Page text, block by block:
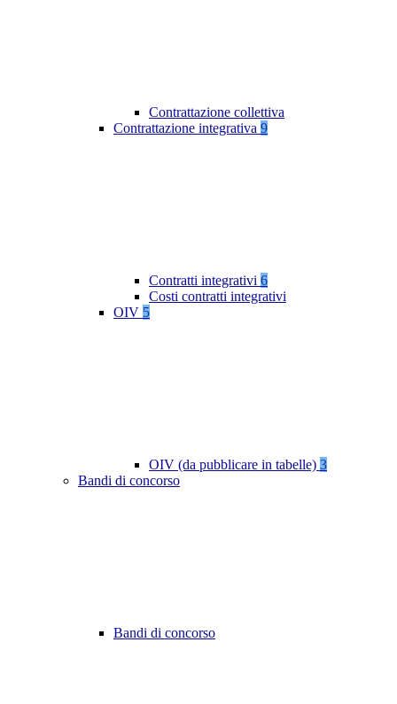
Contrattazione collettiva
Contrattazione integrativa 9
Contratti integrativi 6
Costi contratti integrativi
OIV 5
OIV (da pubblicare in tabelle) 3
Bandi di concorso
Bandi di concorso